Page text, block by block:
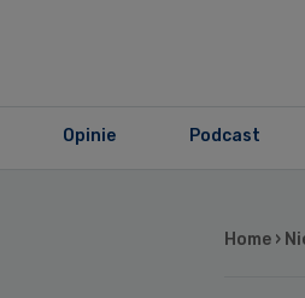
Opinie Podcast
Home ›